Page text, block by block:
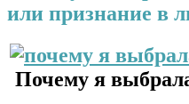
или признание в
Почему я